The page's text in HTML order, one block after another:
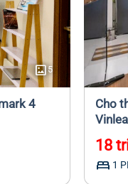
imagesmode5
4
Cho
18
bed 1